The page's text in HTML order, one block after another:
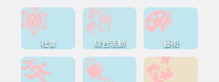
社會 綜合活動 藝術